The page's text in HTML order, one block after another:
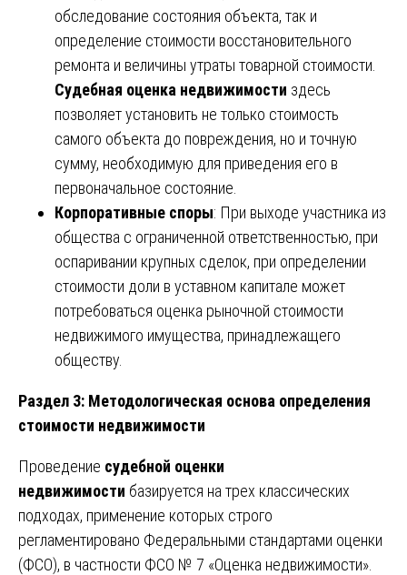
обследование состояния объекта, так и
определение стоимости восстановительного
ремонта и величины утраты товарной стоимости.
Судебная оценка недвижимости здесь
позволяет установить не только стоимость
самого объекта до повреждения, но и точную
сумму, необходимую для приведения его в
первоначальное состояние.
Корпоративные споры: При выходе участника из
общества с ограниченной ответственностью, при
оспаривании крупных сделок, при определении
стоимости доли в уставном капитале может
потребоваться оценка рыночной стоимости
недвижимого имущества, принадлежащего
обществу.
Раздел 3: Методологическая основа определения
стоимости недвижимости
Проведение судебной оценки
недвижимости базируется на трех классических
подходах, применение которых строго
регламентировано Федеральными стандартами оценки
(ФСО), в частности ФСО № 7 «Оценка недвижимости».